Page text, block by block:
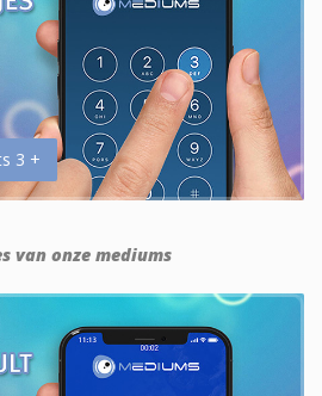
3 +
van onze mediums